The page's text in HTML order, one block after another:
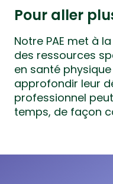
Pour aller
Notre PAE met à
des ressources
en santé
approfondir leur
professionnel
temps, de façon